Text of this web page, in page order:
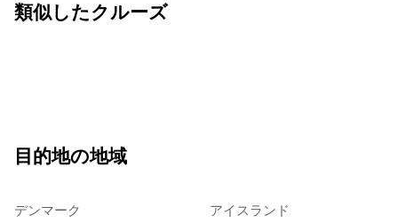
類似したクルーズ
目的地の地域
デンマーク アイスランド